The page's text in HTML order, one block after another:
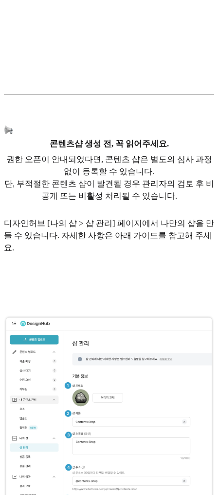
콘텐츠샵 생성 전, 꼭 읽어주세요.
권한 오픈이 안내되었다면, 콘텐츠 샵은 별도의 심사 과정
없이 등록할 수 있습니다.
단, 부적절한 콘텐츠 샵이 발견될 경우 관리자의 검토 후 비
공개 또는 비활성 처리될 수 있습니다.
디자인허브 [나의 샵 > 샵 관리] 페이지에서 나만의 샵을 만
들 수 있습니다. 자세한 사항은 아래 가이드를 참고해 주세
요.